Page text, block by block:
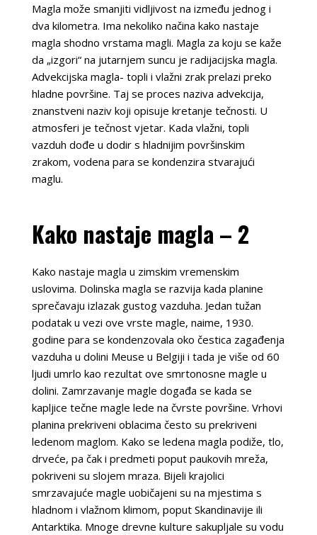
Magla može smanjiti vidljivost na između jednog i
dva kilometra. Ima nekoliko načina kako nastaje
magla shodno vrstama magli. Magla za koju se kaže
da „izgori“ na jutarnjem suncu je radijacijska magla.
Advekcijska magla- topli i vlažni zrak prelazi preko
hladne površine. Taj se proces naziva advekcija,
znanstveni naziv koji opisuje kretanje tečnosti. U
atmosferi je tečnost vjetar. Kada vlažni, topli
vazduh dođe u dodir s hladnijim površinskim
zrakom, vodena para se kondenzira stvarajući
maglu.
Kako nastaje magla – 2
Kako nastaje magla u zimskim vremenskim
uslovima. Dolinska magla se razvija kada planine
sprečavaju izlazak gustog vazduha. Jedan tužan
podatak u vezi ove vrste magle, naime, 1930.
godine para se kondenzovala oko čestica zagađenja
vazduha u dolini Meuse u Belgiji i tada je više od 60
ljudi umrlo kao rezultat ove smrtonosne magle u
dolini. Zamrzavanje magle događa se kada se
kapljice tečne magle lede na čvrste površine. Vrhovi
planina prekriveni oblacima često su prekriveni
ledenom maglom. Kako se ledena magla podiže, tlo,
drveće, pa čak i predmeti poput paukovih mreža,
pokriveni su slojem mraza. Bijeli krajolici
smrzavajuće magle uobičajeni su na mjestima s
hladnom i vlažnom klimom, poput Skandinavije ili
Antarktika. Mnoge drevne kulture sakupljale su vodu